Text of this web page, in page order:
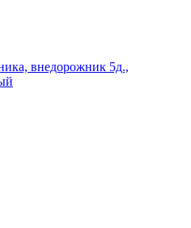
внедорожник 5д.,